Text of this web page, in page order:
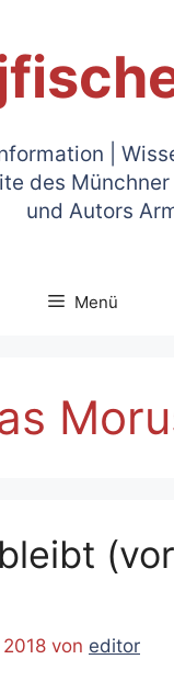
|
des
und Autors
Menü
von editor